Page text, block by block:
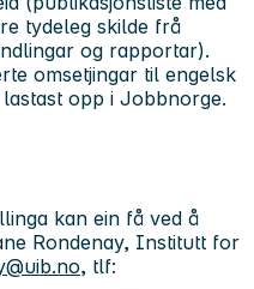
tydeleg skilde frå
og rapportar).
omsetjingar til engelsk
opp i Jobbnorge.
kan ein få ved å
Rondenay, Institutt for
, tlf: